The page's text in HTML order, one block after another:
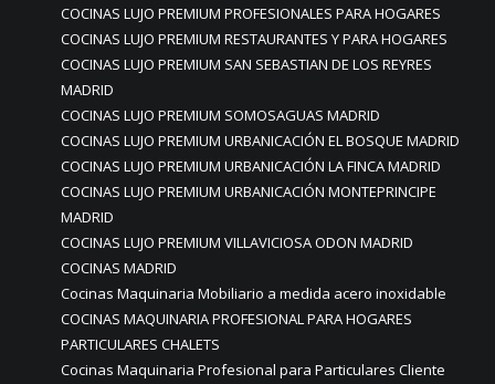
COCINAS LUJO PREMIUM PROFESIONALES PARA HOGARES
COCINAS LUJO PREMIUM RESTAURANTES Y PARA HOGARES
COCINAS LUJO PREMIUM SAN SEBASTIAN DE LOS REYRES
MADRID
COCINAS LUJO PREMIUM SOMOSAGUAS MADRID
COCINAS LUJO PREMIUM URBANICACIÓN EL BOSQUE MADRID
COCINAS LUJO PREMIUM URBANICACIÓN LA FINCA MADRID
COCINAS LUJO PREMIUM URBANICACIÓN MONTEPRINCIPE
MADRID
COCINAS LUJO PREMIUM VILLAVICIOSA ODON MADRID
COCINAS MADRID
Cocinas Maquinaria Mobiliario a medida acero inoxidable
COCINAS MAQUINARIA PROFESIONAL PARA HOGARES
PARTICULARES CHALETS
Cocinas Maquinaria Profesional para Particulares Cliente